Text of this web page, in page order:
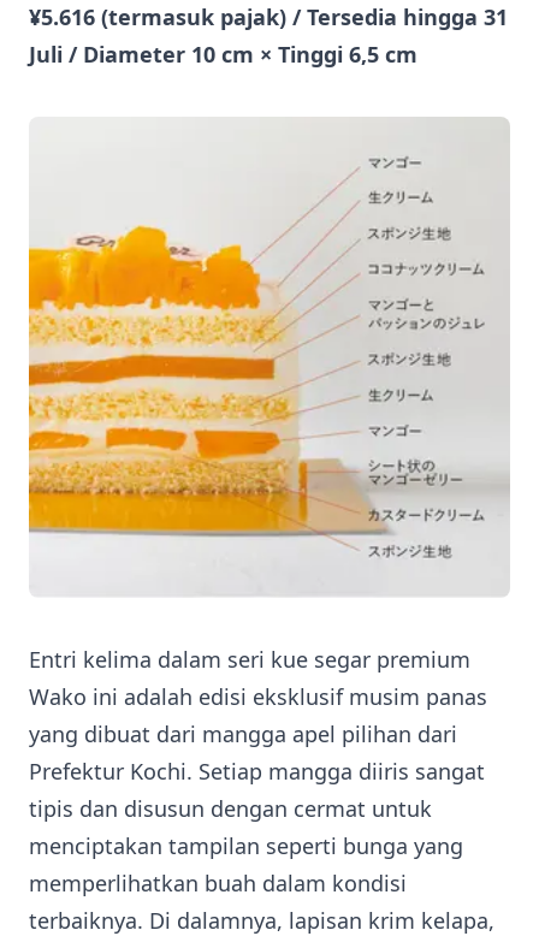
¥5.616 (termasuk pajak) / Tersedia hingga 31
Juli / Diameter 10 cm × Tinggi 6,5 cm
Entri kelima dalam seri kue segar premium
Wako ini adalah edisi eksklusif musim panas
yang dibuat dari mangga apel pilihan dari
Prefektur Kochi. Setiap mangga diiris sangat
tipis dan disusun dengan cermat untuk
menciptakan tampilan seperti bunga yang
memperlihatkan buah dalam kondisi
terbaiknya. Di dalamnya, lapisan krim kelapa,